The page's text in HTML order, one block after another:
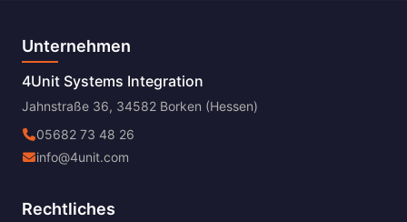
Unternehmen
4Unit Systems Integration
Jahnstraße 36, 34582 Borken (Hessen)
05682 73 48 26
info@4unit.com
Rechtliches